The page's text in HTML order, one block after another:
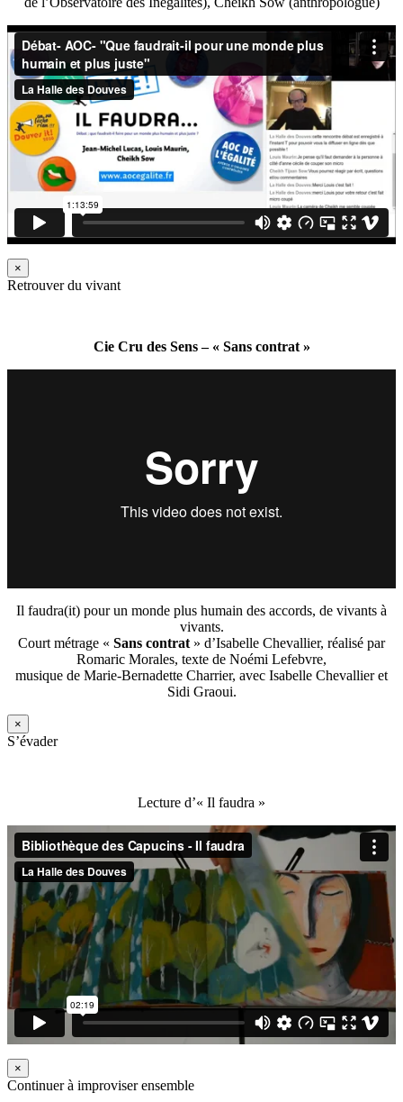
×
Retrouver du vivant
Cie Cru des Sens – « Sans contrat »
Il faudra(it) pour un monde plus humain des accords, de vivants à
vivants.
Court métrage « Sans contrat » d’Isabelle Chevallier, réalisé par
Romaric Morales, texte de Noémi Lefebvre,
musique de Marie-Bernadette Charrier, avec Isabelle Chevallier et
Sidi Graoui.
×
S’évader
Lecture d’« Il faudra »
×
Continuer à improviser ensemble